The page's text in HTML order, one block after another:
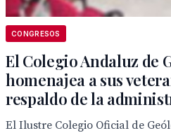
CONGRESOS
El Colegio Andaluz de
homenajea a sus
respaldo de la
El Ilustre Colegio Oficial de